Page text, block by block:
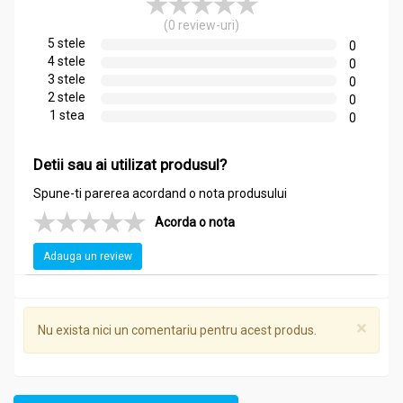
Curățarea și dezinfectarea tenului acneic
Revigorarea sistemului nervos
Energizarea și revigorarea atmosferei în încăperi
Promovarea stării de bine și relaxare
Îmbunătățirea concentrării și claritatea mentală
Reducerea grețurilor și a disconfortului gastrointestinal
Respirație mai ușoară și decongestionarea căilor
Împrospătarea respirației și combaterea respirației
Stimularea circulației sanguine și revigorarea pielii
Promovarea somnului odihnitor și combaterea
Îmbunătățirea performanței cognitive și a memoriei
Reducerea senzației de greutate și balonare
Combaterea insectelor și a muștelor neplăcute
Relaxarea mușchilor tensionați și calmarea spasmele
Dureri de cap și migrene
(0 review-uri)
5 stele
0
4 stele
0
3 stele
0
2 stele
0
1 stea
0
Detii sau ai utilizat produsul?
Spune-ti parerea acordand o nota produsului
Acorda o nota
Adauga un review
×
Nu exista nici un comentariu pentru acest produs.